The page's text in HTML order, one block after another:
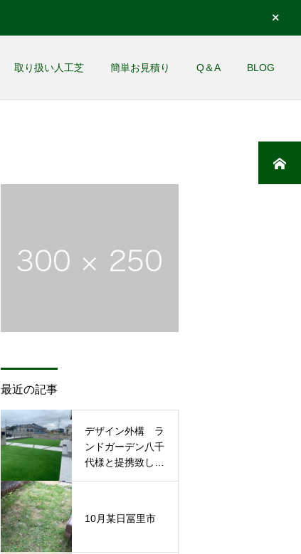
取り扱い人工芝 簡単お見積り Q＆A BLOG
最近の記事
デザイン外構 ラ
ンドガーデン八千
代様と提携致しま
10月某日冨里市